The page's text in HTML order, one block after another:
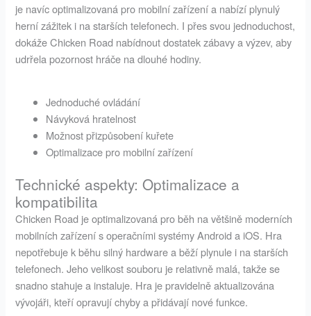
je navíc optimalizovaná pro mobilní zařízení a nabízí plynulý
herní zážitek i na starších telefonech. I přes svou jednoduchost,
dokáže Chicken Road nabídnout dostatek zábavy a výzev, aby
udrřela pozornost hráče na dlouhé hodiny.
Jednoduché ovládání
Návyková hratelnost
Možnost přizpůsobení kuřete
Optimalizace pro mobilní zařízení
Technické aspekty: Optimalizace a
kompatibilita
Chicken Road je optimalizovaná pro běh na většině moderních
mobilních zařízení s operačními systémy Android a iOS. Hra
nepotřebuje k běhu silný hardware a běží plynule i na starších
telefonech. Jeho velikost souboru je relativně malá, takže se
snadno stahuje a instaluje. Hra je pravidelně aktualizována
vývojáři, kteří opravují chyby a přidávají nové funkce.